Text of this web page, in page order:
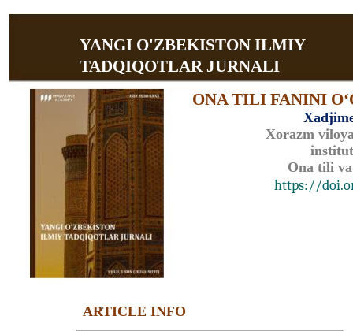
YANGI O'ZBEKISTON ILMIY
TADQIQOTLAR JURNALI
ONA TILI FANINI
Xorazm
Ona tili
https://
ARTICLE INFO